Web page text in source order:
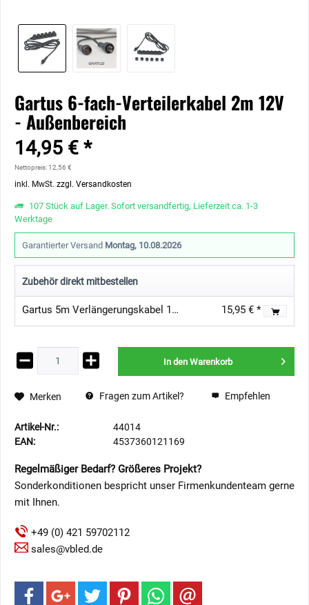
Gartus 6-fach-Verteilerkabel 2m 12V
- Außenbereich
14,95 € *
Nettopreis: 12,56 €
inkl. MwSt. zzgl. Versandkosten
107 Stück auf Lager. Sofort versandfertig, Lieferzeit ca. 1-3
Werktage
Garantierter Versand Montag, 10.08.2026
Zubehör direkt mitbestellen
Gartus 5m Verlängerungskabel 12V - Außenbereich 15,95 € *
In den Warenkorb
Merken Fragen zum Artikel? Empfehlen
Artikel-Nr.:
44014
EAN:
4537360121169
Regelmäßiger Bedarf? Größeres Projekt?
Sonderkonditionen bespricht unser Firmenkundenteam gerne
mit Ihnen.
+49 (0) 421 59702112
sales@vbled.de